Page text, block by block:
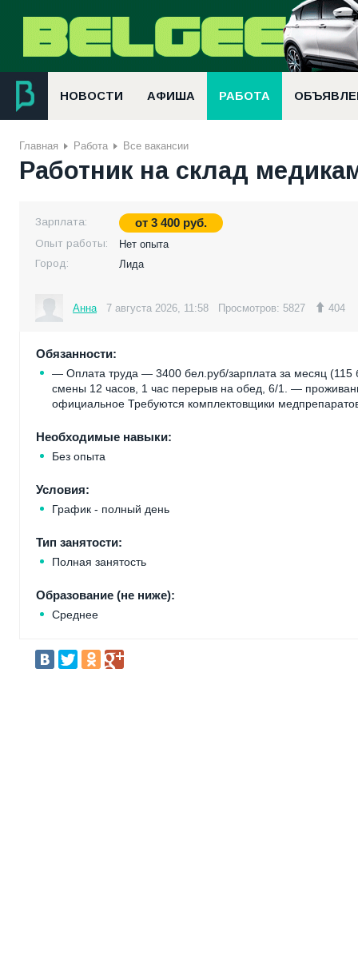
НОВОСТИ АФИША РАБОТА
Главная Работа Все вакансии
Работник на склад
Зарплата: от 3 400руб.
Опыт работы:
Нет опыта
Город:
Лида
Анна 7 августа 2026, 11:58 Просмотров: 5827 404
Обязанности:
— Оплата труда — 3400 бел.руб/зарплата за месяц
смены 12 часов, 1 час перерыв на обед, 6/1. —
официальное Требуются комплектовщики
Необходимые навыки:
Без опыта
Условия:
График - полный день
Тип занятости:
Полная занятость
Образование (не ниже):
Среднее